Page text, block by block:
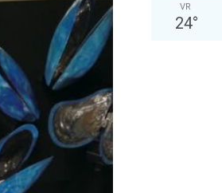
VR
24°